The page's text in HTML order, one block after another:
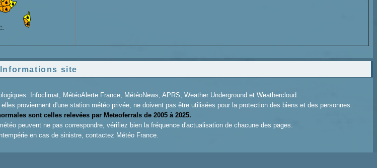
Informations site
Infoclimat, MétéoAlerte France, MétéoNews, APRS, Weather Underground et Weathercloud.
proviennent d'une station météo privée, ne doivent pas être utilisées pour la protection des biens et des personnes.
sont celles relevées par Meteoferrals de 2005 à 2025.
peuvent ne pas correspondre, vérifiez bien la fréquence d'actualisation de chacune des pages.
en cas de sinistre, contactez Météo France.